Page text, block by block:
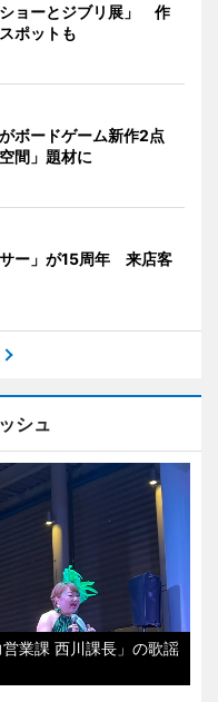
ョーとジブリ展」 作
ポットも
ボードゲーム新作2点
間」題材に
ー」が15周年 来店客
シュ
業課 西川課長」の歌謡